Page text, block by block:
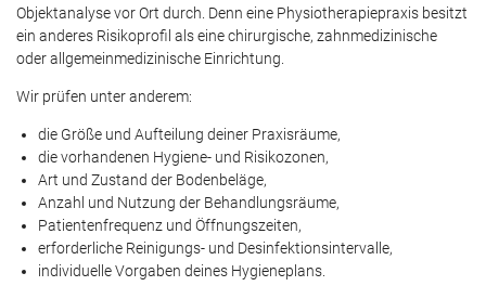
Objektanalyse vor Ort durch. Denn eine Physiotherapiepraxis besitzt
ein anderes Risikoprofil als eine chirurgische, zahnmedizinische
oder allgemeinmedizinische Einrichtung.
Wir prüfen unter anderem:
die Größe und Aufteilung deiner Praxisräume,
die vorhandenen Hygiene- und Risikozonen,
Art und Zustand der Bodenbeläge,
Anzahl und Nutzung der Behandlungsräume,
Patientenfrequenz und Öffnungszeiten,
erforderliche Reinigungs- und Desinfektionsintervalle,
individuelle Vorgaben deines Hygieneplans.